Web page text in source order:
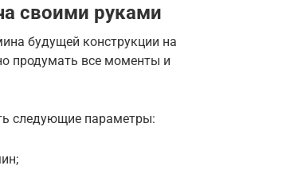
своими руками
будущей конструкции на
продумать все моменты и
следующие параметры: